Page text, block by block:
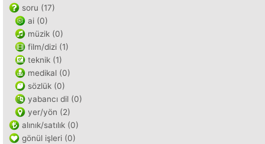
soru (17)
ai (0)
müzik (0)
film/dizi (1)
teknik (1)
medikal (0)
sözlük (0)
yabancı dil (0)
yer/yön (2)
alınık/satılık (0)
gönül işleri (0)